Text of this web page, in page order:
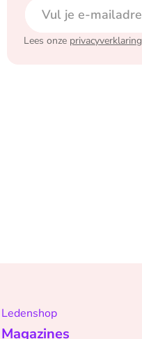
Lees onze privacyverklaring
Ledenshop
Magazines